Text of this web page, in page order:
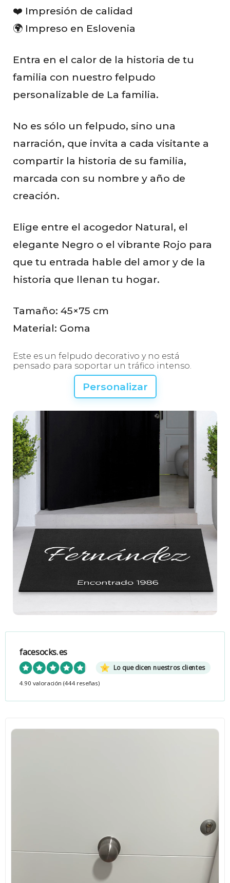
❤️ Impresión de calidad
🌍 Impreso en Eslovenia
Entra en el calor de la historia de tu
familia con nuestro felpudo
personalizable de La familia.
No es sólo un felpudo, sino una
narración, que invita a cada visitante a
compartir la historia de su familia,
marcada con su nombre y año de
creación.
Elige entre el acogedor Natural, el
elegante Negro o el vibrante Rojo para
que tu entrada hable del amor y de la
historia que llenan tu hogar.
Tamaño: 45×75 cm
Material: Goma
Este es un felpudo decorativo y no está
pensado para soportar un tráfico intenso.
Personalizar
facesocks.es
Lo que dicen nuestros clientes
4.90 valoración (444 reseñas)